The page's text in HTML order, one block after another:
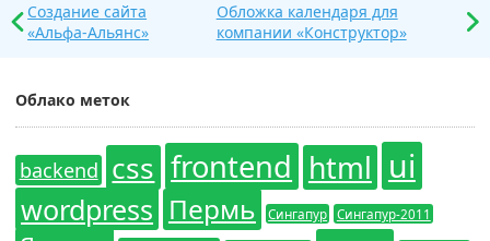
Создание сайта
«Альфа-Альянс»
Обложка календаря для
компании «Конструктор»
Облако меток
backend css frontend html ui
wordpress Пермь Сингапур Сингапур-2011